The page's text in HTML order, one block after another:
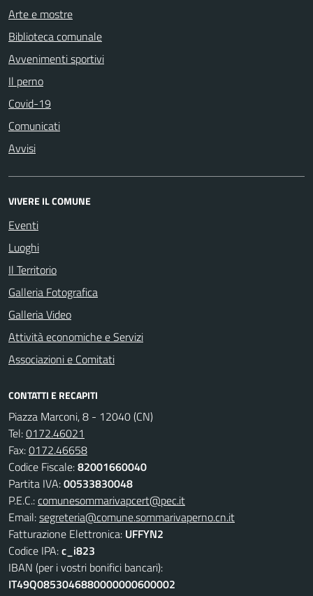
Arte e mostre
Biblioteca comunale
Avvenimenti sportivi
Il perno
Covid-19
Comunicati
Avvisi
VIVERE IL COMUNE
Eventi
Luoghi
Il Territorio
Galleria Fotografica
Galleria Video
Attività economiche e Servizi
Associazioni e Comitati
CONTATTI E RECAPITI
Piazza Marconi, 8 - 12040 (CN)
Tel:0172.46021
Fax:0172.46658
Codice Fiscale:82001660040
Partita IVA:00533830048
P.E.C.:comunesommarivapcert@pec.it
Email:segreteria@comune.sommarivaperno.cn.it
Fatturazione Elettronica: UFFYN2
Codice IPA:c_i823
IBAN (per i vostri bonifici bancari):
IT49Q0853046880000000600002